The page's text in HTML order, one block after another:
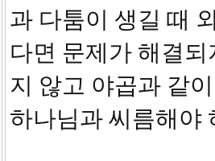
과 다툼이 생길 때
다면 문제가 해결
지 않고 야곱과 같
하나님과 씨름해야